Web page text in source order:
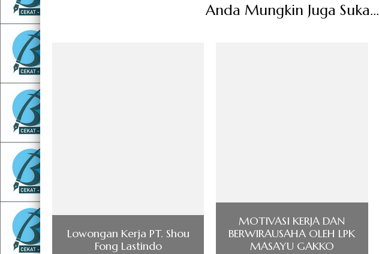
Anda Mungkin Juga Suka...
Lowongan Kerja PT. Shou
Fong Lastindo
MOTIVASI KERJA DAN
BERWIRAUSAHA OLEH LPK
MASAYU GAKKO